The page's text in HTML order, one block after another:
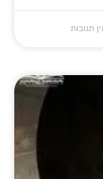
תגובות